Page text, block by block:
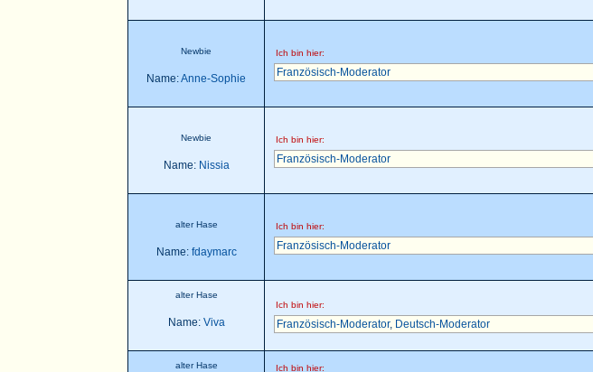
Newbie
Name:Anne-Sophie
Ich bin hier:
Französisch-Moderator
Newbie
Name: Nissia
Ich bin hier:
Französisch-Moderator
alter Hase
Name: fdaymarc
Ich bin hier:
Französisch-Moderator
alter Hase
Name: Viva
Ich bin hier:
Französisch-Moderator, Deutsch-Moderator
alter Hase Ich bin hier: